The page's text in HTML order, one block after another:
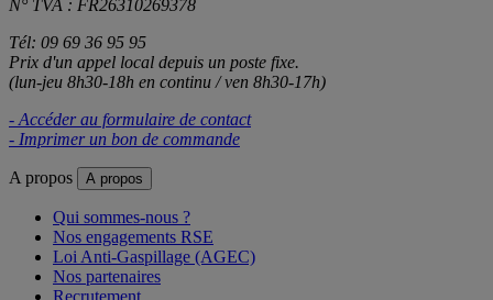
N° TVA : FR26310269378
Tél: 09 69 36 95 95
Prix d'un appel local depuis un poste fixe.
(lun-jeu 8h30-18h en continu / ven 8h30-17h)
- Accéder au formulaire de contact
- Imprimer un bon de commande
A propos A propos
Qui sommes-nous ?
Nos engagements RSE
Loi Anti-Gaspillage (AGEC)
Nos partenaires
Recrutement